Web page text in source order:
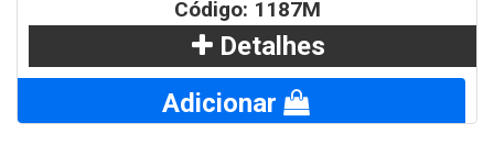
Código: 1187M
Detalhes
Adicionar